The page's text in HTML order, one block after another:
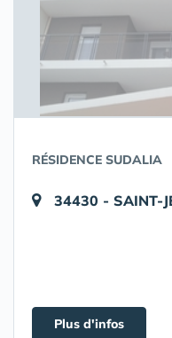
RÉSIDENCE SUDALIA
34430 - SAINT-
Plus d'infos